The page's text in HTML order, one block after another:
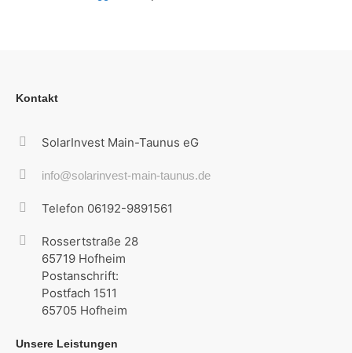
Kontakt
SolarInvest Main-Taunus eG
info@solarinvest-main-taunus.de
Telefon 06192-9891561
Rossertstraße 28
65719 Hofheim
Postanschrift:
Postfach 1511
65705 Hofheim
Unsere Leistungen